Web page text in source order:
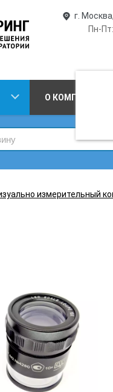
г.
Пн-
О КОМПАНИИ
измерительный